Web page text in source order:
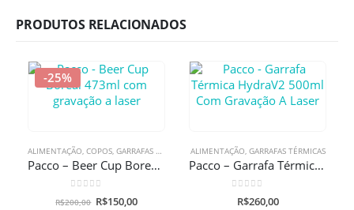
PRODUTOS RELACIONADOS
-25%
ALIMENTAÇÃO, COPOS, GARRAFAS TÉRMICAS
Pacco – Beer Cup Boreal 473ml com gravação a laser
de 5
R$200,00 R$150,00
ALIMENTAÇÃO, GARRAFAS TÉRMICAS
Pacco – Garrafa Térmica HydraV2 500ml Com Gravação A Laser
de 5
R$260,00